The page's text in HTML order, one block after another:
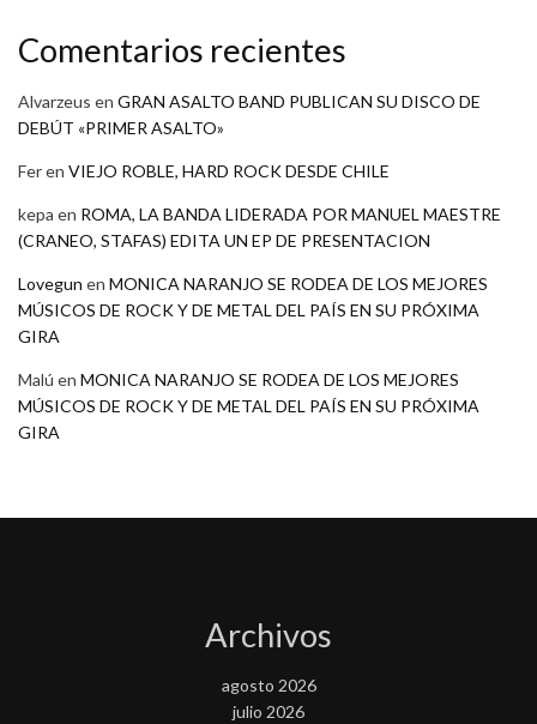
Comentarios recientes
Alvarzeus en GRAN ASALTO BAND PUBLICAN SU DISCO DE
DEBÚT «PRIMER ASALTO»
Feren VIEJO ROBLE, HARD ROCK DESDE CHILE
kepa en ROMA, LA BANDA LIDERADA POR MANUEL MAESTRE
(CRANEO, STAFAS) EDITA UN EP DE PRESENTACION
Lovegun en MONICA NARANJO SE RODEA DE LOS MEJORES
MÚSICOS DE ROCK Y DE METAL DEL PAÍS EN SU PRÓXIMA
GIRA
Malú en MONICA NARANJO SE RODEA DE LOS MEJORES
MÚSICOS DE ROCK Y DE METAL DEL PAÍS EN SU PRÓXIMA
GIRA
Archivos
agosto 2026
julio 2026